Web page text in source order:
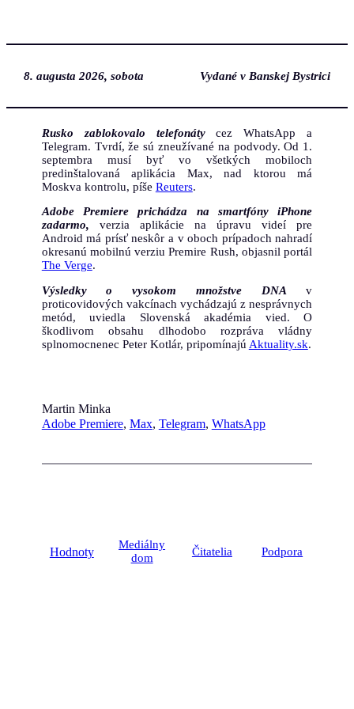
8. augusta 2026, sobota Vydané v Banskej Bystrici
Rusko zablokovalo telefonátycez WhatsApp a
Telegram. Tvrdí, že sú zneužívané na podvody. Od 1.
septembra musí byť vo všetkých mobiloch
predinštalovaná aplikácia Max, nad ktorou má
Moskva kontrolu, píše Reuters.
Adobe Premiere prichádza na smartfóny iPhone
zadarmo, verzia aplikácie na úpravu videí pre
Android má prísť neskôr a v oboch prípadoch nahradí
okresanú mobilnú verziu Premire Rush, objasnil portál
The Verge.
Výsledky o vysokom množstve DNA v
proticovidových vakcínach vychádzajú z nesprávnych
metód, uviedla Slovenská akadémia vied. O
škodlivom obsahu dlhodobo rozpráva vládny
splnomocnenec Peter Kotlár, pripomínajú Aktuality.sk.
Martin Minka
Adobe Premiere, Max, Telegram, WhatsApp
Hodnoty
Mediálny
dom
Čitatelia Podpora